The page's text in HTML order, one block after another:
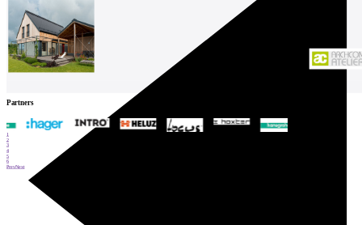
Partners
1
2
3
4
5
6
PrevNext